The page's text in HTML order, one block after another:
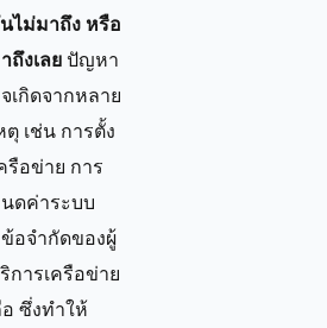
ไม่มาถึง หรือ
ถึงเลย ปัญหา
เกิดจากหลาย
ตุ เช่น การตั้ง
รือข่าย การ
ดค่าระบบ
อจำกัดของผู้
การเครือข่าย
ซึ่งทำให้